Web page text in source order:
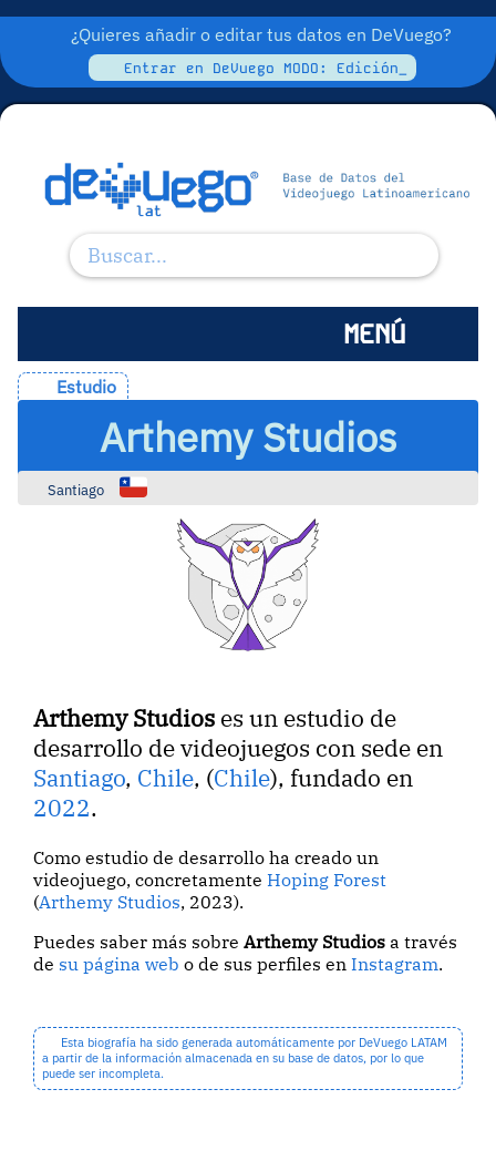
¿Quieres añadir o editar tus datos en DeVuego?
Entrar en DeVuego MODO: Edición_
MENÚ
Estudio
Arthemy Studios
Santiago
Arthemy Studios es un estudio de
desarrollo de videojuegos con sede en
Santiago, Chile, (Chile), fundado en
2022.
Como estudio de desarrollo ha creado un
videojuego, concretamenteHoping Forest
(Arthemy Studios, 2023).
Puedes saber más sobreArthemy Studios a través
de su página web o de sus perfiles enInstagram.
Esta biografía ha sido generada automáticamente por DeVuego LATAM
a partir de la información almacenada en su base de datos, por lo que
puede ser incompleta.